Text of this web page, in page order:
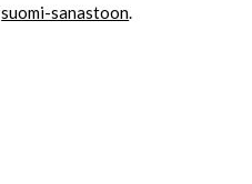
suomi-sanastoon.